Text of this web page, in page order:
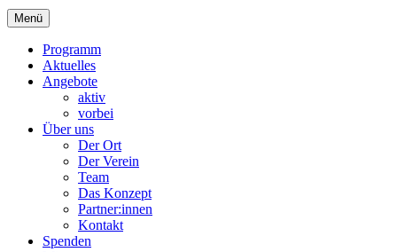
Menü
Programm
Aktuelles
Angebote
aktiv
vorbei
Über uns
Der Ort
Der Verein
Team
Das Konzept
Partner:innen
Kontakt
Spenden